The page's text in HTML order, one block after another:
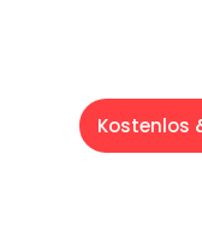
Kostenlos